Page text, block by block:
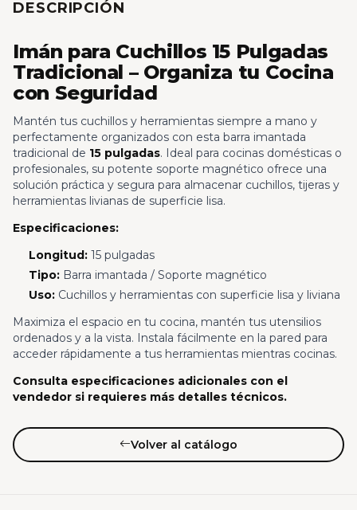
DESCRIPCIÓN
Imán para Cuchillos 15 Pulgadas
Tradicional – Organiza tu Cocina
con Seguridad
Mantén tus cuchillos y herramientas siempre a mano y
perfectamente organizados con esta barra imantada
tradicional de 15 pulgadas. Ideal para cocinas domésticas o
profesionales, su potente soporte magnético ofrece una
solución práctica y segura para almacenar cuchillos, tijeras y
herramientas livianas de superficie lisa.
Especificaciones:
Longitud:15 pulgadas
Tipo:Barra imantada / Soporte magnético
Uso:Cuchillos y herramientas con superficie lisa y liviana
Maximiza el espacio en tu cocina, mantén tus utensilios
ordenados y a la vista. Instala fácilmente en la pared para
acceder rápidamente a tus herramientas mientras cocinas.
Consulta especificaciones adicionales con el
vendedor si requieres más detalles técnicos.
Volver al catálogo